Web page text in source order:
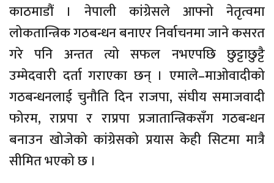
काठमाडौं । नेपाली कांग्रेसले आफ्नो नेतृत्वमा
लोकतान्त्रिक गठबन्धन बनाएर निर्वाचनमा जाने कसरत
गरे पनि अन्तत त्यो सफल नभएपछि छुट्टाछुट्टै
उम्मेदवारी दर्ता गराएका छन् । एमाले–माओवादीको
गठबन्धनलाई चुनौति दिन राजपा, संघीय समाजवादी
फोरम, राप्रपा र राप्रपा प्रजातान्त्रिकसँग गठबन्धन
बनाउन खोजेको कांग्रेसको प्रयास केही सिटमा मात्रै
सीमित भएको छ ।